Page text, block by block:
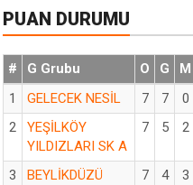
PUAN DURUMU
# G Grubu O G M
1
GELECEK NESİL 7 7 0
2
YEŞİLKÖY
YILDIZLARI SK A
7 5 2
3
BEYLİKDÜZÜ
7 4 3